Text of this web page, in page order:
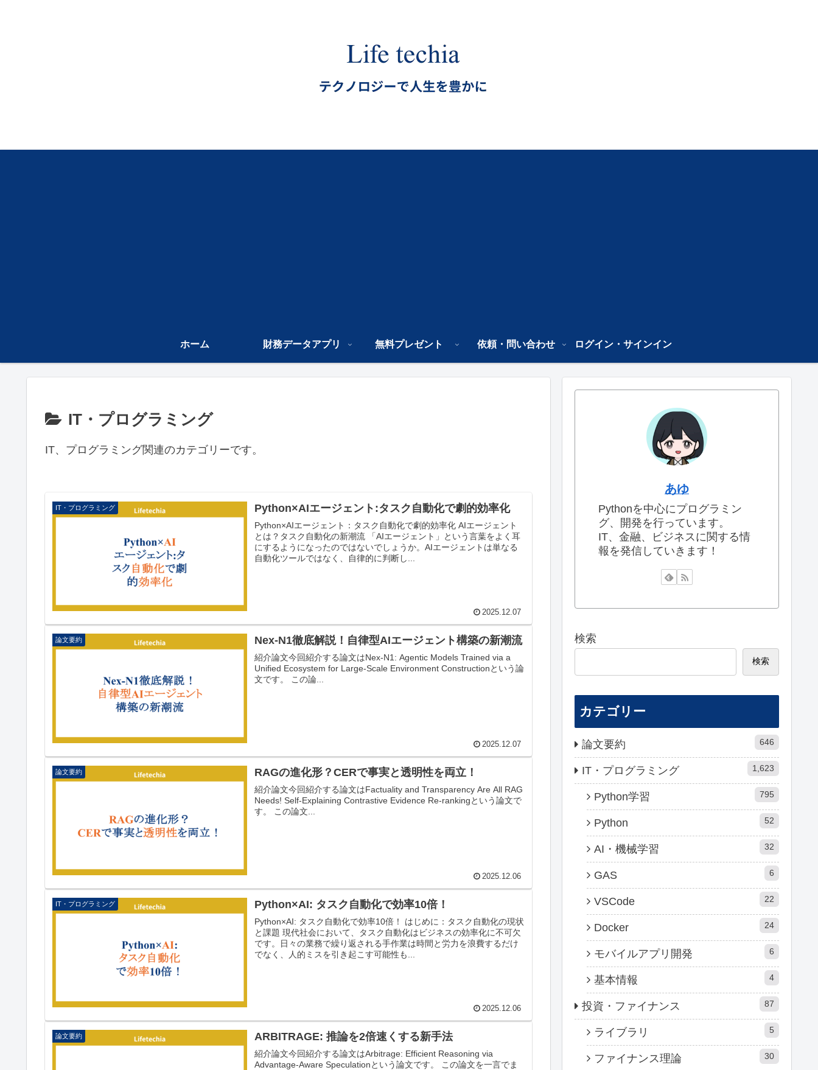
ホーム 財務データアプリ 無料プレゼント 依頼・問い合わせ ログイン・サインイン
IT・プログラミング
IT、プログラミング関連のカテゴリーです。
IT・プログラミング Python×AIエージェント:タスク自動化で劇的効率化
Python×AIエージェント：タスク自動化で劇的効率化 AIエージェント
とは？タスク自動化の新潮流 「AIエージェント」という言葉をよく耳
にするようになったのではないでしょうか。AIエージェントは単なる
自動化ツールではなく、自律的に判断し...
2025.12.07
論文要約 Nex-N1徹底解説！自律型AIエージェント構築の新潮流
紹介論文今回紹介する論文はNex-N1: Agentic Models Trained via a
Unified Ecosystem for Large-Scale Environment Constructionという論
文です。 この論...
2025.12.07
論文要約 RAGの進化形？CERで事実と透明性を両立！
紹介論文今回紹介する論文はFactuality and Transparency Are All RAG
Needs! Self-Explaining Contrastive Evidence Re-rankingという論文で
す。 この論文...
2025.12.06
IT・プログラミング Python×AI: タスク自動化で効率10倍！
Python×AI: タスク自動化で効率10倍！ はじめに：タスク自動化の現状
と課題 現代社会において、タスク自動化はビジネスの効率化に不可欠
です。日々の業務で繰り返される手作業は時間と労力を浪費するだけ
でなく、人的ミスを引き起こす可能性も...
2025.12.06
論文要約 ARBITRAGE: 推論を2倍速くする新手法
紹介論文今回紹介する論文はArbitrage: Efficient Reasoning via
Advantage-Aware Speculationという論文です。 この論文を一言でま
あゆ
Pythonを中心にプログラミン
グ、開発を行っています。
IT、金融、ビジネスに関する情
報を発信していきます！
検索
検索
カテゴリー
論文要約 646
IT・プログラミング 1,623
Python学習 795
Python 52
AI・機械学習 32
GAS 6
VSCode 22
Docker 24
モバイルアプリ開発 6
基本情報 4
投資・ファイナンス 87
ライブラリ 5
ファイナンス理論 30